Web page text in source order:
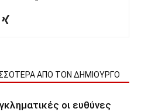
ΑΠΟ ΤΟΝ ΔΗΜΙΟΥΡΓΟ
οι ευθύνες